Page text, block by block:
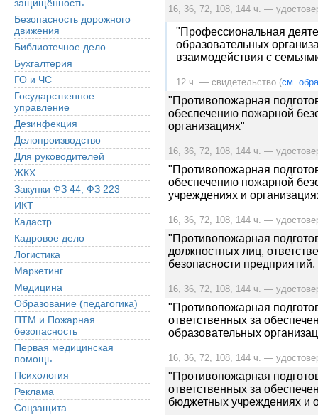
защищённость
Безопасность дорожного
движения
Библиотечное дело
Бухгалтерия
ГО и ЧС
Государственное
управление
Дезинфекция
Делопроизводство
Для руководителей
ЖКХ
Закупки ФЗ 44, ФЗ 223
ИКТ
Кадастр
Кадровое дело
Логистика
Маркетинг
Медицина
Образование (педагогика)
ПТМ и Пожарная
безопасность
Первая медицинская
помощь
Психология
Реклама
Соцзащита
16, 36, 72, 108, 144 ч. —
"Профессиональная
образовательных
взаимодействия с
12 ч. — свидетельство (см.
"Противопожарная
обеспечению пожарной
организациях"
16, 36, 72, 108, 144 ч. —
"Противопожарная
обеспечению пожарной
учреждениях и
16, 36, 72, 108, 144 ч. —
"Противопожарная
должностных лиц,
безопасности
16, 36, 72, 108, 144 ч. —
"Противопожарная
ответственных за
образовательных
16, 36, 72, 108, 144 ч. —
"Противопожарная
ответственных за
бюджетных учреждениях и